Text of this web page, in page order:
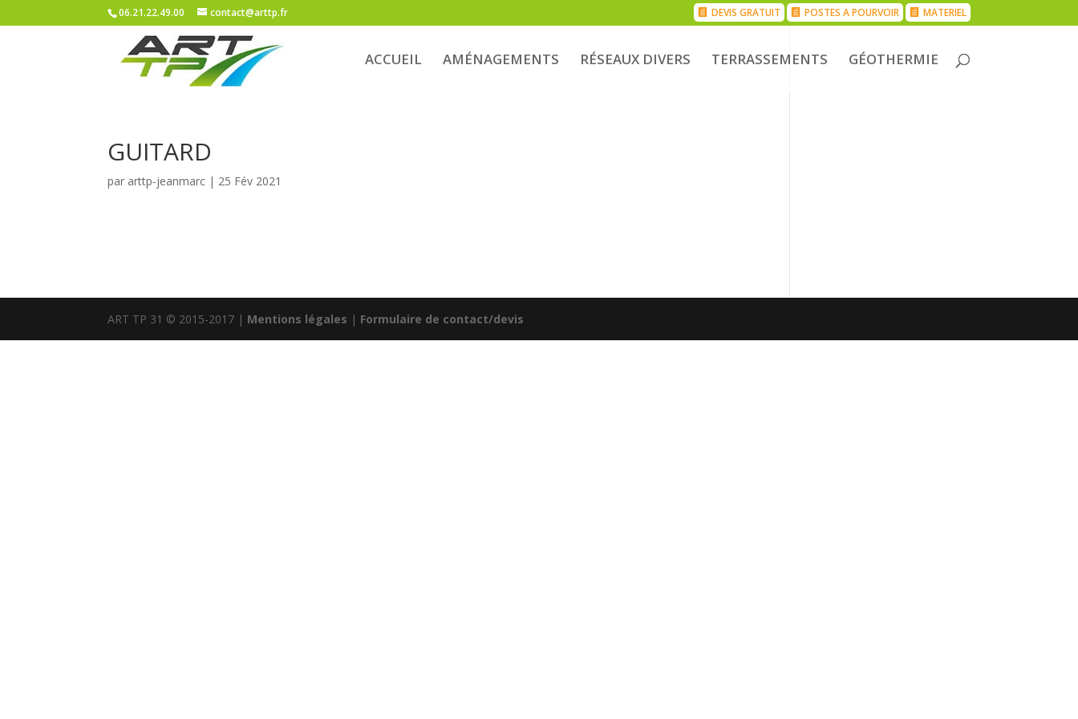
06.21.22.49.00 contact@arttp.fr DEVIS GRATUIT POSTES A POURVOIR MATERIEL
ACCUEIL AMÉNAGEMENTS RÉSEAUX DIVERS TERRASSEMENTS GÉOTHERMIE
GUITARD
par arttp-jeanmarc | 25 Fév 2021
ART TP 31 © 2015-2017 | Mentions légales | Formulaire de contact/devis